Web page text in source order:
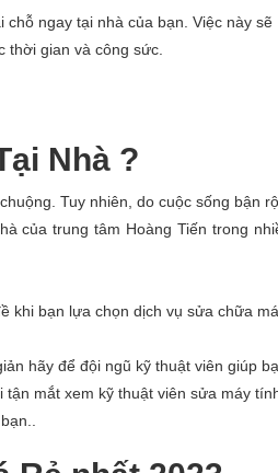
ngay tại nhà của bạn. Việc này sẽ
thời gian và công sức.
Nhà ?
Tuy nhiên, do cuộc sống bận
của trung tâm Hoàng Tiến trong
khi bạn lựa chọn dịch vụ sửa chữa
hãy để đội ngũ kỹ thuật viên giúp
mắt xem kỹ thuật viên sửa máy